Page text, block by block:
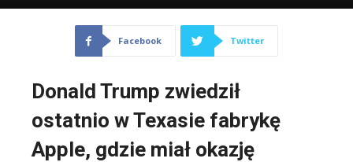
Facebook Twitter
Donald Trump zwiedził
ostatnio w Texasie fabrykę
Apple, gdzie miał okazję